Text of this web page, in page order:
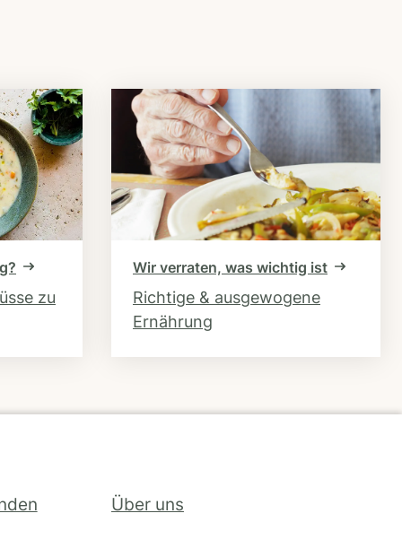
zu
Wir verraten, was wichtig ist
Richtige & ausgewogene
Ernährung
Über uns